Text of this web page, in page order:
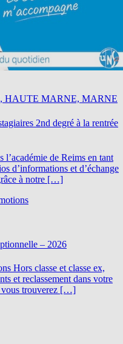
HAUTE MARNE, MARNE
2nd degré à la rentrée
l’académie de Reims en tant
d’informations et d’échange
à notre […]
– 2026
Hors classe et classe ex,
et reclassement dans votre
vous trouverez […]